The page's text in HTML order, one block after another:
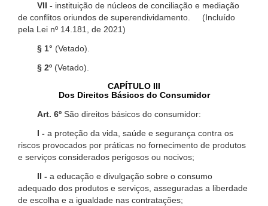
VII - instituição de núcleos de conciliação e mediação
de conflitos oriundos de superendividamento. (Incluído
pela Lei nº 14.181, de 2021)
§ 1° (Vetado).
§ 2º (Vetado).
CAPÍTULO III
Dos Direitos Básicos do Consumidor
Art. 6º São direitos básicos do consumidor:
I - a proteção da vida, saúde e segurança contra os
riscos provocados por práticas no fornecimento de produtos
e serviços considerados perigosos ou nocivos;
II - a educação e divulgação sobre o consumo
adequado dos produtos e serviços, asseguradas a liberdade
de escolha e a igualdade nas contratações;